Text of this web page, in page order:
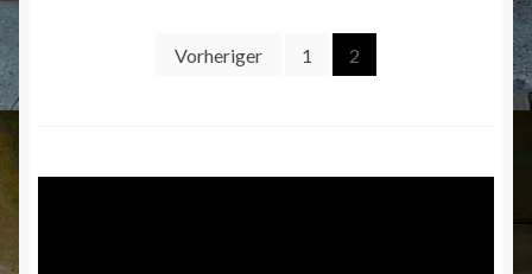
Seitennummerierung
Vorheriger 1 2